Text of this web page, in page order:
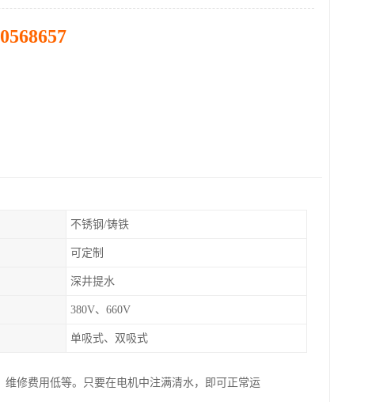
不锈钢/铸铁
可定制
深井提水
380V、660V
单吸式、双吸式
修费用低等。只要在电机中注满清水，即可正常运